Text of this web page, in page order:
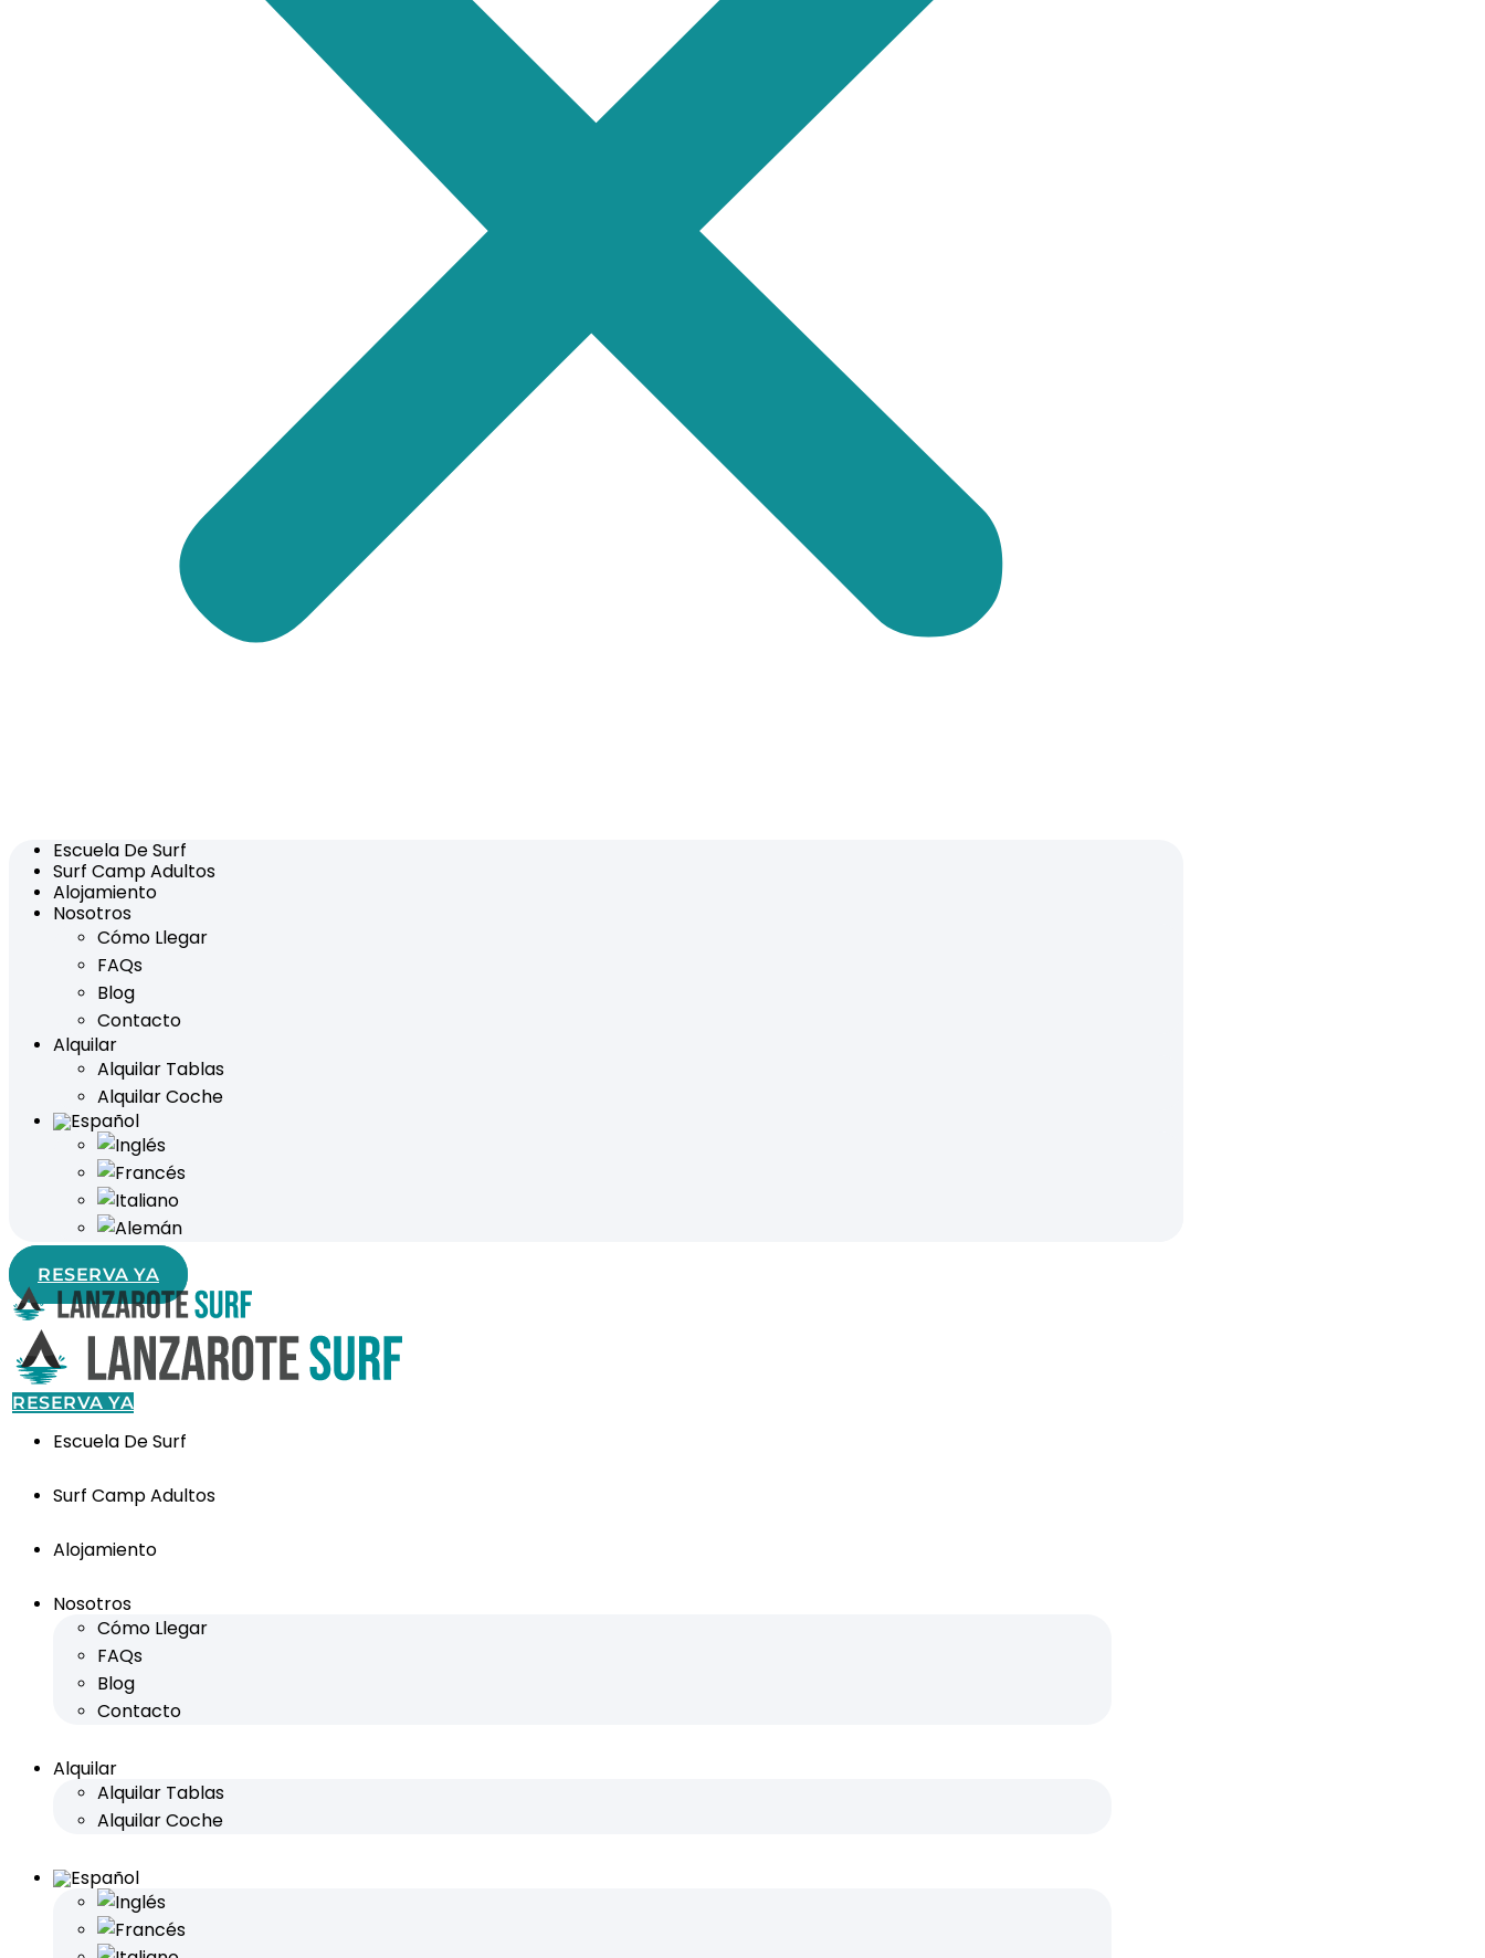
Escuela De Surf
Surf Camp Adultos
Alojamiento
Nosotros
Cómo Llegar
FAQs
Blog
Contacto
Alquilar
Alquilar Tablas
Alquilar Coche
RESERVA YA
RESERVA YA
Escuela De Surf
Surf Camp Adultos
Alojamiento
Nosotros
Cómo Llegar
FAQs
Blog
Contacto
Alquilar
Alquilar Tablas
Alquilar Coche